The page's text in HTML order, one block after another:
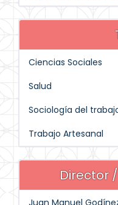
Ciencias Sociales
Salud
Sociología del
Trabajo Artesanal
Director
Juan Manuel